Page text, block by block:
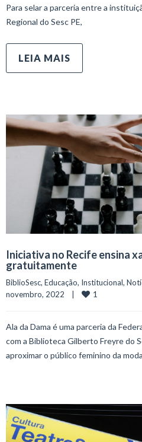
Para selar a parceria entre a
Regional do Sesc PE,
LEIA MAIS
Iniciativa no Recife ensina
gratuitamente
BiblioSesc, Educação, Institucional,
novembro, 2022    |
1
Ala da Dama é uma parceria da
com a Biblioteca Gilberto Freyre do
aproximar o público feminino da